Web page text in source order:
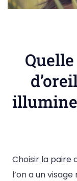
Choisir la paire
l’on a un